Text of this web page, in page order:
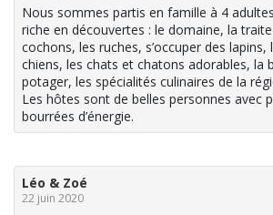
Nous sommes partis en famille à 4
riche en découvertes : le domaine, la
cochons, les ruches, s’occuper des lapins,
chiens, les chats et chatons adorables, la
potager, les spécialités culinaires de la
Les hôtes sont de belles personnes avec
bourrées d’énergie.
Léo & Zoé
22 juin 2020